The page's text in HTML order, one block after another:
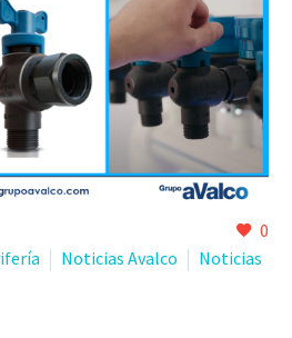
0
Noticias Avalco
Noticias